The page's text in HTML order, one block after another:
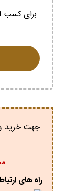
برای کسب
جهت خرید
راه های